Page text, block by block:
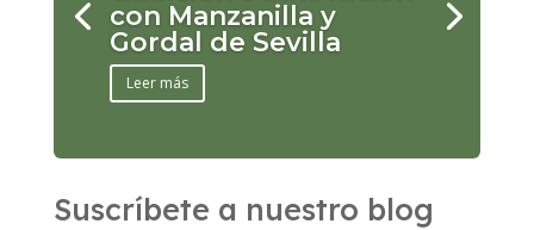
con Manzanilla y
Gordal de Sevilla
Leer más
Suscríbete a nuestro blog